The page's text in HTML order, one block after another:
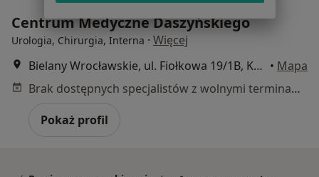
Centrum Medyczne Daszyńskiego
Urologia, Chirurgia, Interna · Więcej
Bielany Wrocławskie, ul. Fiołkowa 19/1B, Kobierzyce • Mapa
Brak dostępnych specjalistów z wolnymi terminami w tym centrum medycznym.
Pokaż profil